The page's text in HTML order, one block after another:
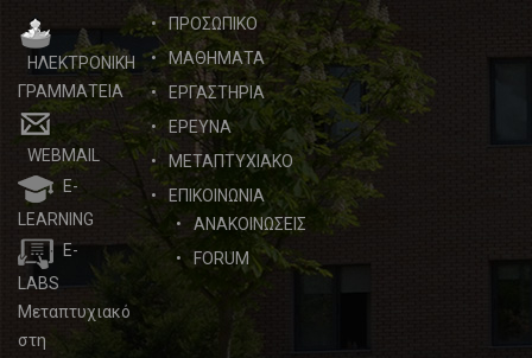
ΗΛΕΚΤΡΟΝΙΚΗ
ΓΡΑΜΜΑΤΕΙΑ
WEBMAIL
E-
LEARNING
E-
LABS
Μεταπτυχιακό
στη
ΠΡΟΣΩΠΙΚΟ
ΜΑΘΗΜΑΤΑ
ΕΡΓΑΣΤΗΡΙΑ
ΕΡΕΥΝΑ
ΜΕΤΑΠΤΥΧΙΑΚΟ
ΕΠΙΚΟΙΝΩΝΙΑ
ΑΝΑΚΟΙΝΩΣΕΙΣ
FORUM